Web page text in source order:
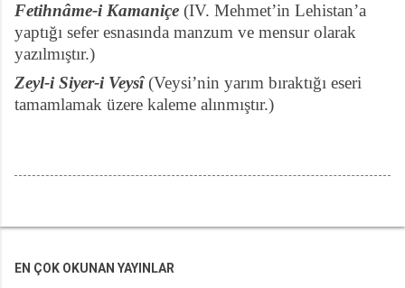
Fetihnâme-i Kamaniçe (IV. Mehmet’in Lehistan’a
yaptığı sefer esnasında manzum ve mensur olarak
yazılmıştır.)
Zeyl-i Siyer-i Veysî(Veysi’nin yarım bıraktığı eseri
tamamlamak üzere kaleme alınmıştır.)
EN ÇOK OKUNAN YAYINLAR